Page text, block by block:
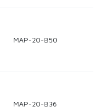
MAP-20-B50
MAP-20-B36